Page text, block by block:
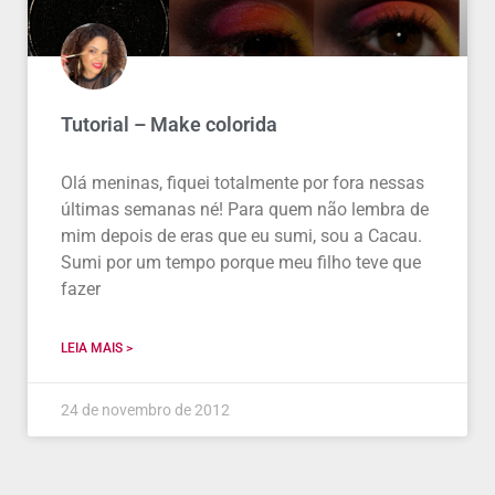
Tutorial – Make colorida
Olá meninas, fiquei totalmente por fora nessas
últimas semanas né! Para quem não lembra de
mim depois de eras que eu sumi, sou a Cacau.
Sumi por um tempo porque meu filho teve que
fazer
LEIA MAIS >
24 de novembro de 2012